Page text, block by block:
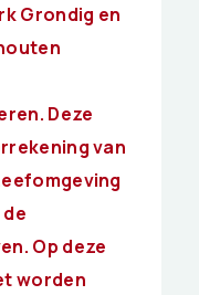
Grondig en
Deze
van
Op deze
worden